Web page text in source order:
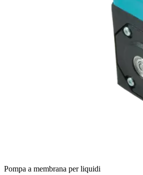
Pompa a membrana per liquidi